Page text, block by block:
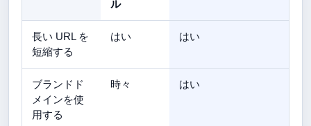
ル
長い URL を
短縮する
はい はい
ブランドド
メインを使
用する
時々 はい